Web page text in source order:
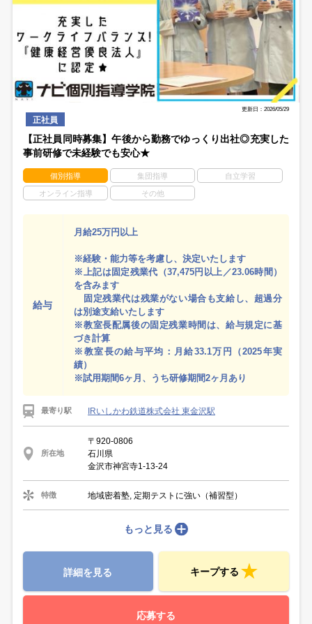
更新日：2026/05/29
正社員
【正社員同時募集】午後から勤務でゆっくり出社◎充実した
事前研修で未経験でも安心★
個別指導 集団指導 自立学習
オンライン指導 その他
給与
月給25万円以上
※経験・能力等を考慮し、決定いたします
※上記は固定残業代（37,475円以上／23.06時間）
を含みます
固定残業代は残業がない場合も支給し、超過分
は別途支給いたします
※教室長配属後の固定残業時間は、給与規定に基
づき計算
※教室長の給与平均：月給33.1万円（2025年実
績）
※試用期間6ヶ月、うち研修期間2ヶ月あり
最寄り駅 IRいしかわ鉄道株式会社 東金沢駅
所在地
〒920-0806
石川県
金沢市神宮寺1-13-24
特徴 地域密着塾, 定期テストに強い（補習型）
もっと見る
詳細を見る キープする
応募する